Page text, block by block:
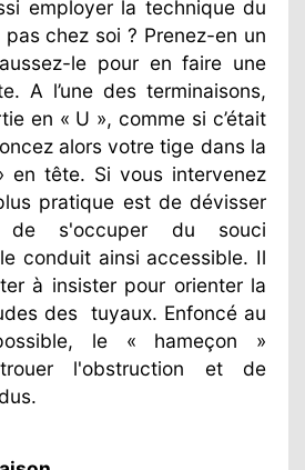
employer la technique du
pas chez soi ? Prenez-en un
le pour en faire une
A l’une des terminaisons,
en « U », comme si c’était
alors votre tige dans la
en tête. Si vous intervenez
pratique est de dévisser
s'occuper du souci
conduit ainsi accessible. Il
à insister pour orienter la
des tuyaux. Enfoncé au
le « hameçon »
l'obstruction et de